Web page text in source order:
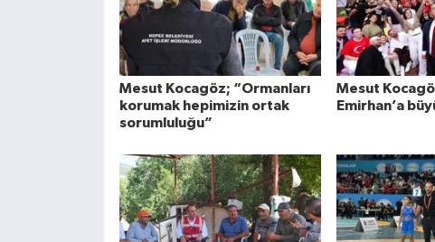
Mesut Kocagöz; “Ormanları
korumak hepimizin ortak
sorumluluğu”
Mesut
Emirhan’a